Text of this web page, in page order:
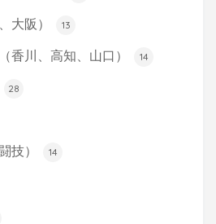
大阪） 13
香川、高知、山口） 14
28
技） 14